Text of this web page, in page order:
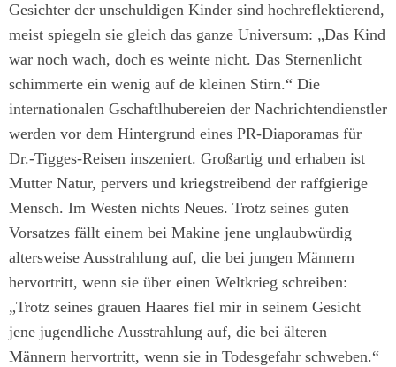
Gesichter der unschuldigen Kinder sind hochreflektierend,
meist spiegeln sie gleich das ganze Universum: „Das Kind
war noch wach, doch es weinte nicht. Das Sternenlicht
schimmerte ein wenig auf de kleinen Stirn.“ Die
internationalen Gschaftlhubereien der Nachrichtendienstler
werden vor dem Hintergrund eines PR-Diaporamas für
Dr.-Tigges-Reisen inszeniert. Großartig und erhaben ist
Mutter Natur, pervers und kriegstreibend der raffgierige
Mensch. Im Westen nichts Neues. Trotz seines guten
Vorsatzes fällt einem bei Makine jene unglaubwürdig
altersweise Ausstrahlung auf, die bei jungen Männern
hervortritt, wenn sie über einen Weltkrieg schreiben:
„Trotz seines grauen Haares fiel mir in seinem Gesicht
jene jugendliche Ausstrahlung auf, die bei älteren
Männern hervortritt, wenn sie in Todesgefahr schweben.“